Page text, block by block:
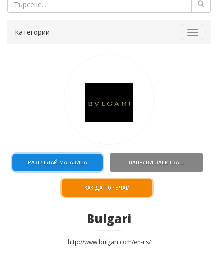
Toggle
Категории
РАЗГЛЕДАЙ МАГАЗИНА НАПРАВИ ЗАПИТВАНЕ
КАК ДА ПОРЪЧАМ
Bulgari
http://www.bulgari.com/en-us/